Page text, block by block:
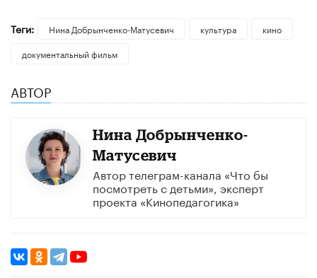
Теги: Нина Добрынченко-Матусевич культура
кино
документальный фильм
АВТОР
Нина Добрынченко-
Матусевич
Автор телеграм-канала «Что бы
посмотреть с детьми», эксперт
проекта «Кинопедагогика»